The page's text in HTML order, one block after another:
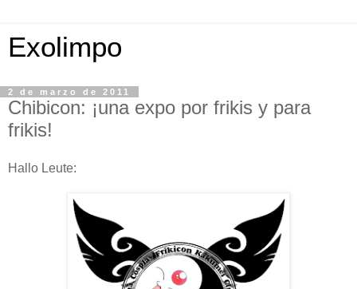
Exolimpo
2 de marzo de 2011
Chibicon: ¡una expo por frikis y para
frikis!
Hallo Leute: